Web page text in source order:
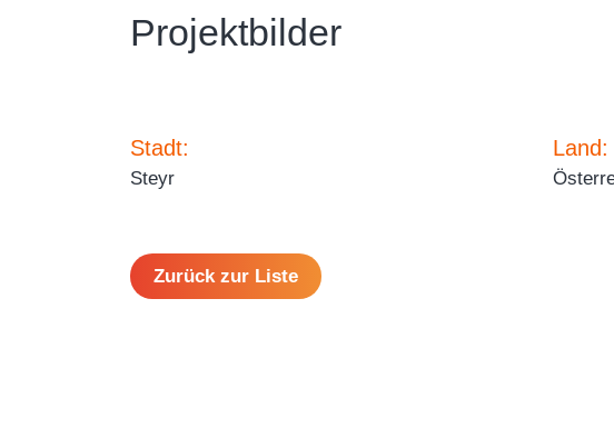
Projektbilder
Stadt:
Steyr
Land:
Zurück zur Liste